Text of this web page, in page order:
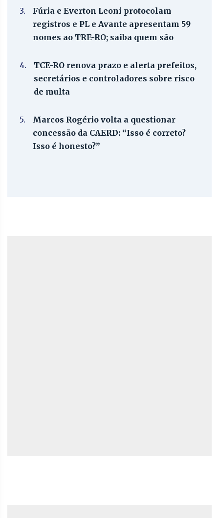
3.
Fúria e Everton Leoni protocolam
registros e PL e Avante apresentam 59
nomes ao TRE-RO; saiba quem são
4.
TCE-RO renova prazo e alerta prefeitos,
secretários e controladores sobre risco
de multa
5.
Marcos Rogério volta a questionar
concessão da CAERD: “Isso é correto?
Isso é honesto?”